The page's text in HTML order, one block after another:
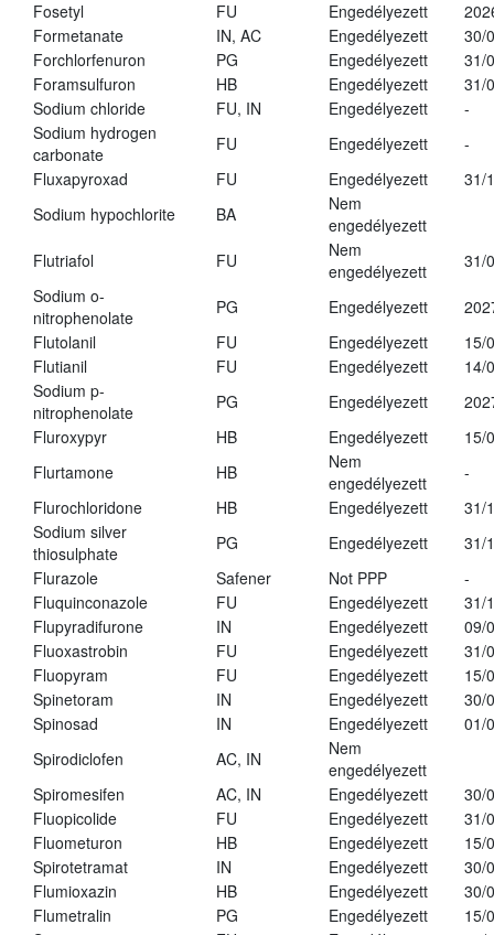
Fosetyl
FU Engedélyezett
Formetanate
IN, AC Engedélyezett
30/
Forchlorfenuron
PG Engedélyezett
31/
Foramsulfuron
HB Engedélyezett
31/
Sodium chloride
FU, IN Engedélyezett
-
Sodium hydrogen
carbonate
FU Engedélyezett
-
Fluxapyroxad
FU Engedélyezett
31/
Sodium hypochlorite
BA
Nem
engedélyezett
Flutriafol
FU
Nem
engedélyezett
31/
Sodium o-
nitrophenolate
PG Engedélyezett
Flutolanil
FU Engedélyezett
15/
Flutianil
FU Engedélyezett
14/
Sodium p-
nitrophenolate
PG Engedélyezett
Fluroxypyr
HB Engedélyezett
15/
Flurtamone
HB
Nem
engedélyezett
-
Flurochloridone
HB Engedélyezett
31/
Sodium silver
thiosulphate
PG Engedélyezett
31/
Flurazole
Safener Not PPP
-
Fluquinconazole
FU Engedélyezett
31/
Flupyradifurone
IN Engedélyezett
09/
Fluoxastrobin
FU Engedélyezett
31/
Fluopyram
FU Engedélyezett
15/
Spinetoram
IN Engedélyezett
30/
Spinosad
IN Engedélyezett
01/
Spirodiclofen
AC, IN
Nem
engedélyezett
Spiromesifen
AC, IN Engedélyezett
30/
Fluopicolide
FU Engedélyezett
31/
Fluometuron
HB Engedélyezett
15/
Spirotetramat
IN Engedélyezett
30/
Flumioxazin
HB Engedélyezett
30/
Flumetralin
PG Engedélyezett
15/